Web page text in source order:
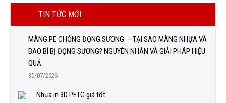
TIN TỨC MỚI
MÀNG PE CHỐNG ĐỌNG SƯƠNG – TẠI SAO MÀNG NHỰA VÀ
BAO BÌ BỊ ĐỌNG SƯƠNG? NGUYÊN NHÂN VÀ GIẢI PHÁP HIỆU
QUẢ
30/07/2026
Nhựa in 3D PETG giá tốt